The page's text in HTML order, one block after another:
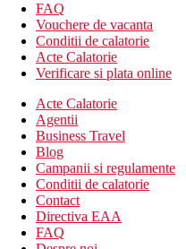
FAQ
Vouchere de vacanta
Conditii de calatorie
Acte Calatorie
Verificare si plata online
Acte Calatorie
Agentii
Business Travel
Blog
Campanii si regulamente
Conditii de calatorie
Contact
Directiva EAA
FAQ